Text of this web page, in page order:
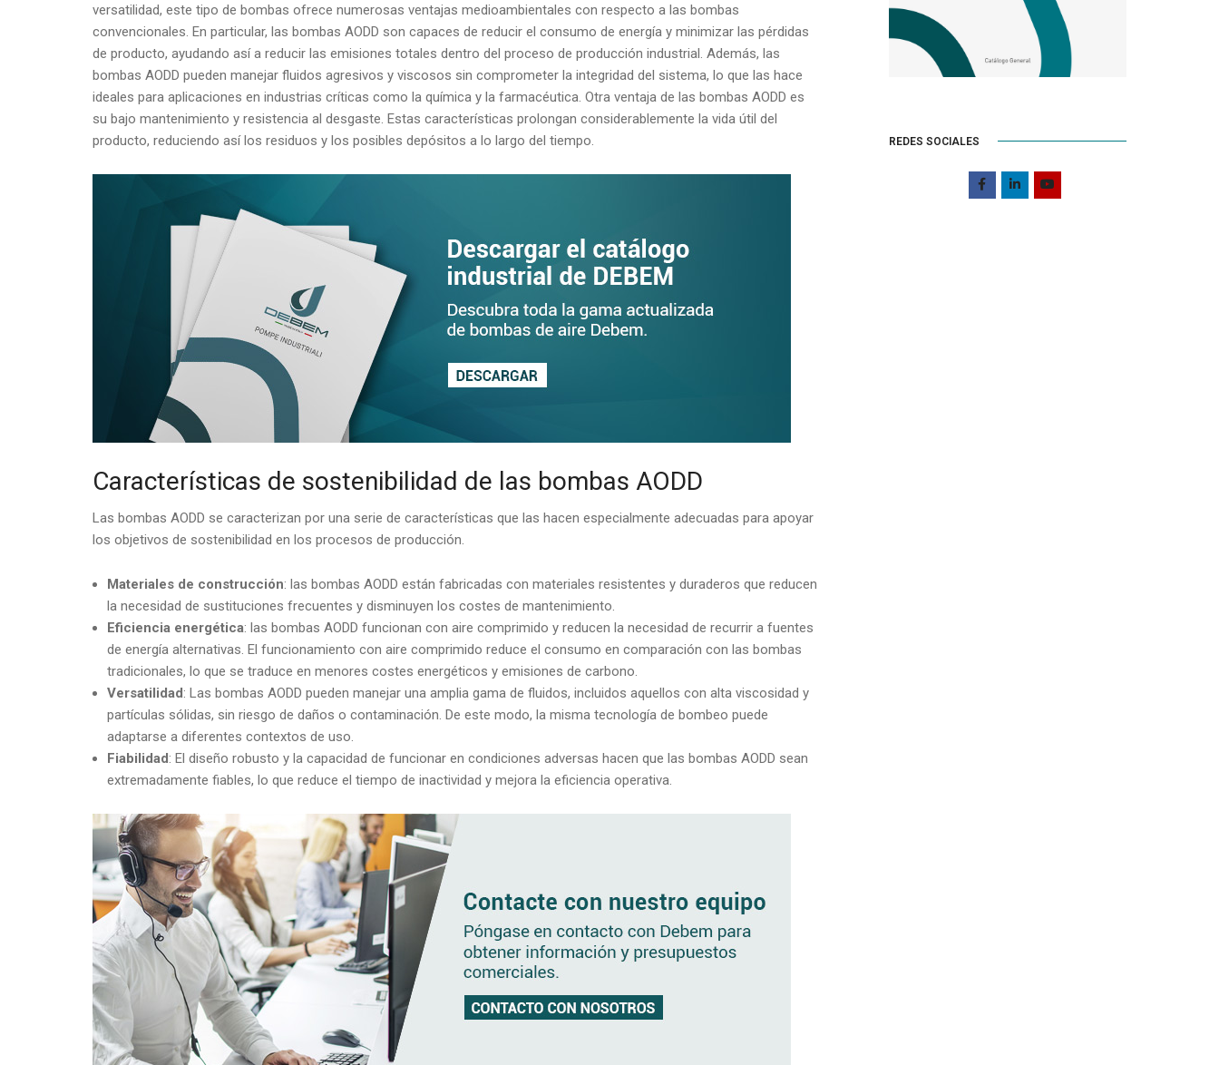
versatilidad, este tipo de bombas ofrece numerosas ventajas medioambientales con respecto a las bombas
convencionales. En particular, las bombas AODD son capaces de reducir el consumo de energía y minimizar las pérdidas
de producto, ayudando así a reducir las emisiones totales dentro del proceso de producción industrial. Además, las
bombas AODD pueden manejar fluidos agresivos y viscosos sin comprometer la integridad del sistema, lo que las hace
ideales para aplicaciones en industrias críticas como la química y la farmacéutica. Otra ventaja de las bombas AODD es
su bajo mantenimiento y resistencia al desgaste. Estas características prolongan considerablemente la vida útil del
producto, reduciendo así los residuos y los posibles depósitos a lo largo del tiempo.
Características de sostenibilidad de las bombas AODD
Las bombas AODD se caracterizan por una serie de características que las hacen especialmente adecuadas para apoyar
los objetivos de sostenibilidad en los procesos de producción.
Materiales de construcción: las bombas AODD están fabricadas con materiales resistentes y duraderos que reducen
la necesidad de sustituciones frecuentes y disminuyen los costes de mantenimiento.
Eficiencia energética: las bombas AODD funcionan con aire comprimido y reducen la necesidad de recurrir a fuentes
de energía alternativas. El funcionamiento con aire comprimido reduce el consumo en comparación con las bombas
tradicionales, lo que se traduce en menores costes energéticos y emisiones de carbono.
Versatilidad: Las bombas AODD pueden manejar una amplia gama de fluidos, incluidos aquellos con alta viscosidad y
partículas sólidas, sin riesgo de daños o contaminación. De este modo, la misma tecnología de bombeo puede
adaptarse a diferentes contextos de uso.
Fiabilidad: El diseño robusto y la capacidad de funcionar en condiciones adversas hacen que las bombas AODD sean
extremadamente fiables, lo que reduce el tiempo de inactividad y mejora la eficiencia operativa.
REDES SOCIALES